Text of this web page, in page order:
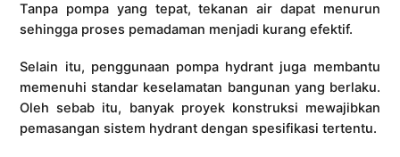
Tanpa pompa yang tepat, tekanan air dapat menurun
sehingga proses pemadaman menjadi kurang efektif.
Selain itu, penggunaan pompa hydrant juga membantu
memenuhi standar keselamatan bangunan yang berlaku.
Oleh sebab itu, banyak proyek konstruksi mewajibkan
pemasangan sistem hydrant dengan spesifikasi tertentu.